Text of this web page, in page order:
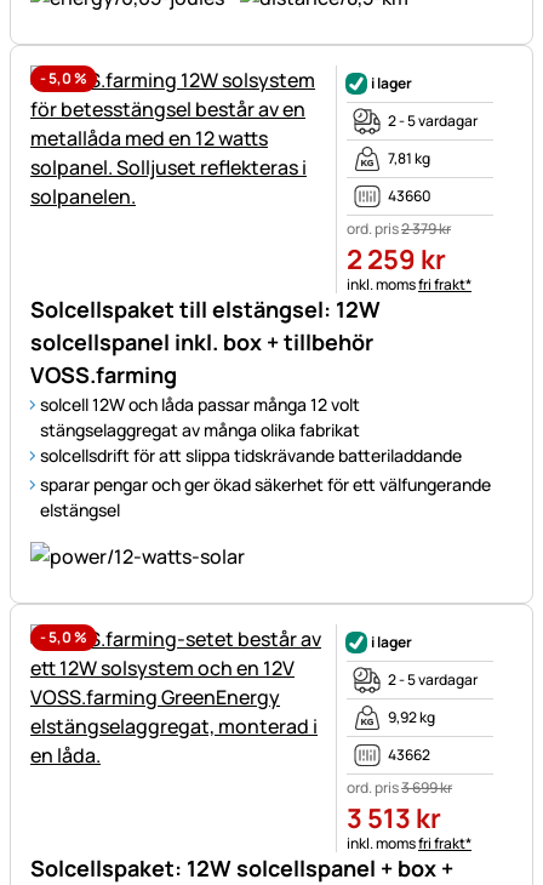
-5,0%
Solcellspaket till elstängsel: 12W
solcellspanel inkl. box + tillbehör
VOSS.farming
solcell 12W och låda passar många 12 volt
stängselaggregat av många olika fabrikat
solcellsdrift för att slippa tidskrävande batteriladdande
sparar pengar och ger ökad säkerhet för ett välfungerande
elstängsel
i lager
2 - 5 vardagar
7,81 kg
43660
ord. pris2 379kr
2 259 kr
Skatteinformation:
inkl. momsfri frakt*
-5,0%
Solcellspaket: 12W solcellspanel + box +
i lager
2 - 5 vardagar
9,92 kg
43662
ord. pris3 699kr
3 513 kr
Skatteinformation:
inkl. momsfri frakt*